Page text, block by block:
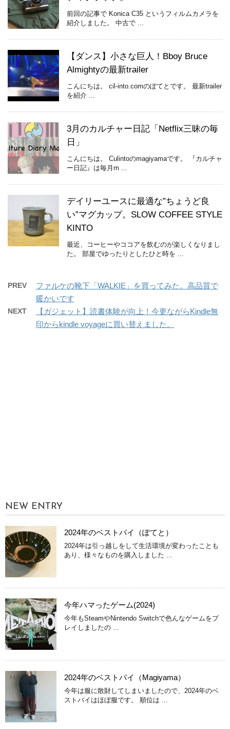
前回の記事で Konica C35 というフィルムカメラを
紹介しました。 中古で ...
【ダンス】小さな巨人！Bboy Bruce
Almightyの最新trailer
こんにちは。 cil-into.comのぽてとです。 最新trailer
を紹介 ...
3月のカルチャー日記「Netflix三昧の毎
日」
こんにちは。 Culintoのmagiyamaです。 『カルチャ
ー日記』は毎月m ...
デイリーユースに最適な”ちょうど良
い”マグカップ。SLOW COFFEE STYLE
KINTO
最近、コーヒーやココアを飲むのが楽しくなりまし
た。 部屋でゆったりとしたひと時を ...
PREV
ファルケの靴下「WALKIE」を買ってみた。高品質で
暖かいです
NEXT
【ガジェット】読書体験が向上！今更ながらKindle無
印からkindle voyageに買い替えました。
NEW ENTRY
2024年のベストバイ（ぽてと）
2024年は引っ越しをして生活環境が変わったことも
あり、様々なものを購入しました ...
今年ハマったゲーム(2024)
今年もSteamやNintendo Switchで色んなゲームをプ
レイしましたの ...
2024年のベストバイ（Magiyama）
今年は服に散財してしまいましたので、2024年のベ
ストバイはほぼ服です。 順位は ...